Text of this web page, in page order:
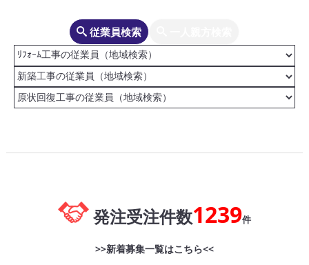
従業員検索
発注受注件数1239件
>>新着募集一覧はこちら<<